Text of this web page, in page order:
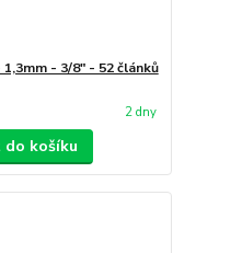
- 3/8" - 52 článků
2 dny
do košíku